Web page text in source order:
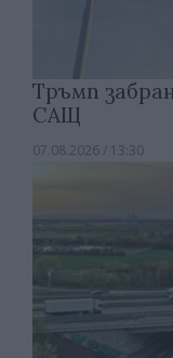
Тръмп
САЩ
07.08.2026 / 13:30